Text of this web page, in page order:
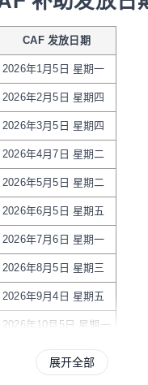
CAF 发放日期
2026年1月5日 星期一
2026年2月5日 星期四
2026年3月5日 星期四
2026年4月7日 星期二
2026年5月5日 星期二
2026年6月5日 星期五
2026年7月6日 星期一
2026年8月5日 星期三
2026年9月4日 星期五
2026年10月5日 星期一
2026年11月5日 星期四
展开全部